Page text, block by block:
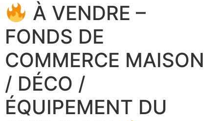
À VENDRE –
FONDS DE
COMMERCE MAISON
/ DÉCO /
ÉQUIPEMENT DU